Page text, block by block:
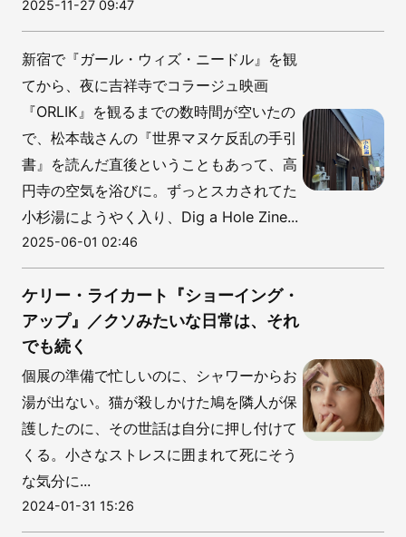
2025-11-27 09:47
新宿で『ガール・ウィズ・ニードル』を観
てから、夜に吉祥寺でコラージュ映画
『ORLIK』を観るまでの数時間が空いたの
で、松本哉さんの『世界マヌケ反乱の手引
書』を読んだ直後ということもあって、高
円寺の空気を浴びに。ずっとスカされてた
小杉湯にようやく入り、Dig a Hole Zine...
2025-06-01 02:46
ケリー・ライカート『ショーイング・
アップ』／クソみたいな日常は、それ
でも続く
個展の準備で忙しいのに、シャワーからお
湯が出ない。猫が殺しかけた鳩を隣人が保
護したのに、その世話は自分に押し付けて
くる。小さなストレスに囲まれて死にそう
な気分に...
2024-01-31 15:26